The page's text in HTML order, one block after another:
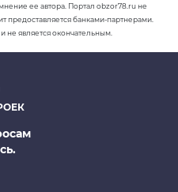
ее автора. Портал obzor78.ru не
предоставляется банками-партнерами.
не является окончательным.